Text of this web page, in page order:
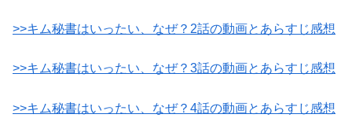
>>キム秘書はいったい、なぜ？2話の動画とあらすじ感想
>>キム秘書はいったい、なぜ？3話の動画とあらすじ感想
>>キム秘書はいったい、なぜ？4話の動画とあらすじ感想